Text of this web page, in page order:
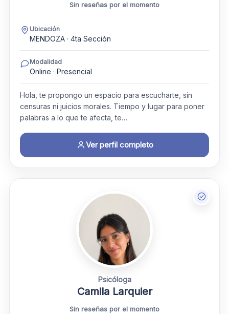
Sin reseñas por el momento
Ubicación
MENDOZA · 4ta Sección
Modalidad
Online · Presencial
Hola, te propongo un espacio para escucharte, sin
censuras ni juicios morales. Tiempo y lugar para poner
palabras a lo que te afecta, te…
Ver perfil completo
Psicóloga
Camila Larquier
Sin reseñas por el momento